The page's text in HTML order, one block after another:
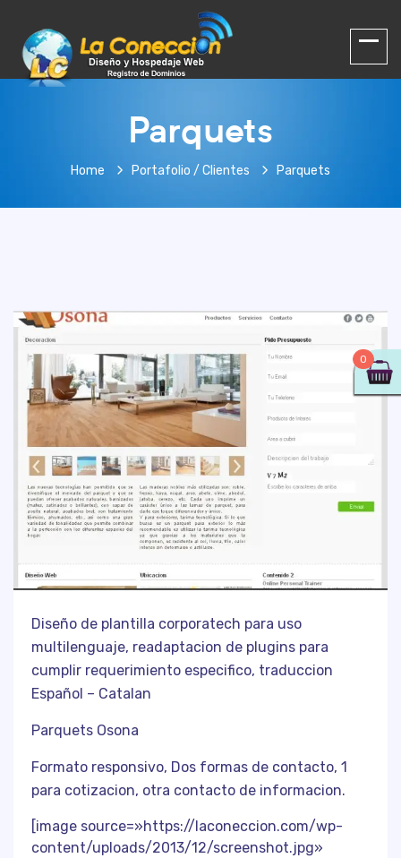
Parquets
Home Portafolio / Clientes Parquets
Diseño de plantilla corporatech para uso
multilenguaje, readaptacion de plugins para
cumplir requerimiento especifico, traduccion
Español – Catalan
Parquets Osona
Formato responsivo, Dos formas de contacto, 1
para cotizacion, otra contacto de informacion.
[image source=»https://laconeccion.com/wp-
content/uploads/2013/12/screenshot.jpg»
0